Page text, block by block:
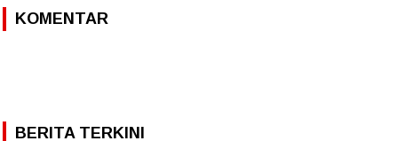
KOMENTAR
BERITA TERKINI